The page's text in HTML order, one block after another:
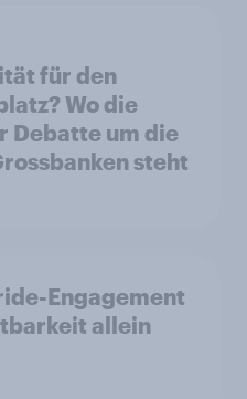
für den
Wo die
Debatte um die
steht
Engagement
allein